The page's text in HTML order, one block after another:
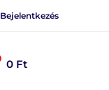
Bejelentkezés
0 Ft